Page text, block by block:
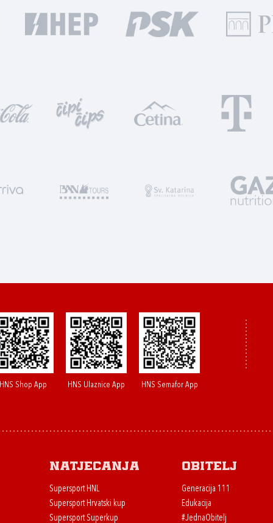
HNS Shop App HNS Ulaznice App HNS Semafor App
Natjecanja
Supersport HNL
Supersport Hrvatski kup
Supersport Superkup
Obitelj
Generacija 111
Edukacija
#JednaObitelj